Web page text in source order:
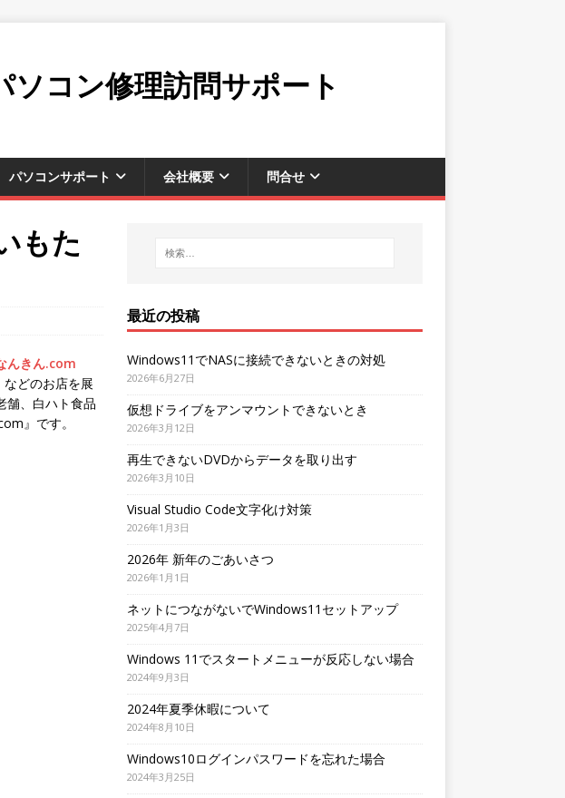
コン修理訪問サポート
パソコンサポート 会社概要 問合せ
もた
んきん.com
などのお店を展
舗、白ハト食品
』です。
最近の投稿
Windows11でNASに接続できないときの対処
2026年6月27日
仮想ドライブをアンマウントできないとき
2026年3月12日
再生できないDVDからデータを取り出す
2026年3月10日
Visual Studio Code文字化け対策
2026年1月3日
2026年 新年のごあいさつ
2026年1月1日
ネットにつながないでWindows11セットアップ
2025年4月7日
Windows 11でスタートメニューが反応しない場合
2024年9月3日
2024年夏季休暇について
2024年8月10日
Windows10ログインパスワードを忘れた場合
2024年3月25日